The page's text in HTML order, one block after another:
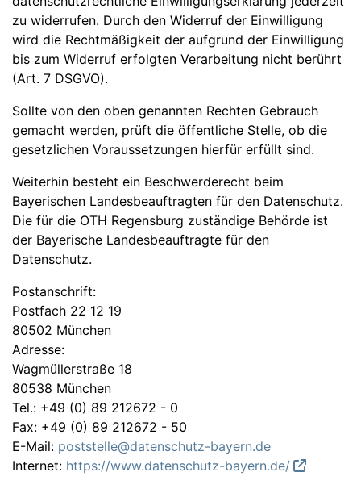
zu widerrufen. Durch den Widerruf der Einwilligung
wird die Rechtmäßigkeit der aufgrund der Einwilligung
bis zum Widerruf erfolgten Verarbeitung nicht berührt
(Art. 7 DSGVO).
Sollte von den oben genannten Rechten Gebrauch
gemacht werden, prüft die öffentliche Stelle, ob die
gesetzlichen Voraussetzungen hierfür erfüllt sind.
Weiterhin besteht ein Beschwerderecht beim
Bayerischen Landesbeauftragten für den Datenschutz.
Die für die OTH Regensburg zuständige Behörde ist
der Bayerische Landesbeauftragte für den
Datenschutz.
Postanschrift:
Postfach 22 12 19
80502 München
Adresse:
Wagmüllerstraße 18
80538 München
Tel.: +49 (0) 89 212672 - 0
Fax: +49 (0) 89 212672 - 50
E-Mail: poststelle@datenschutz-bayern.de
Internet: https://www.datenschutz-bayern.de/